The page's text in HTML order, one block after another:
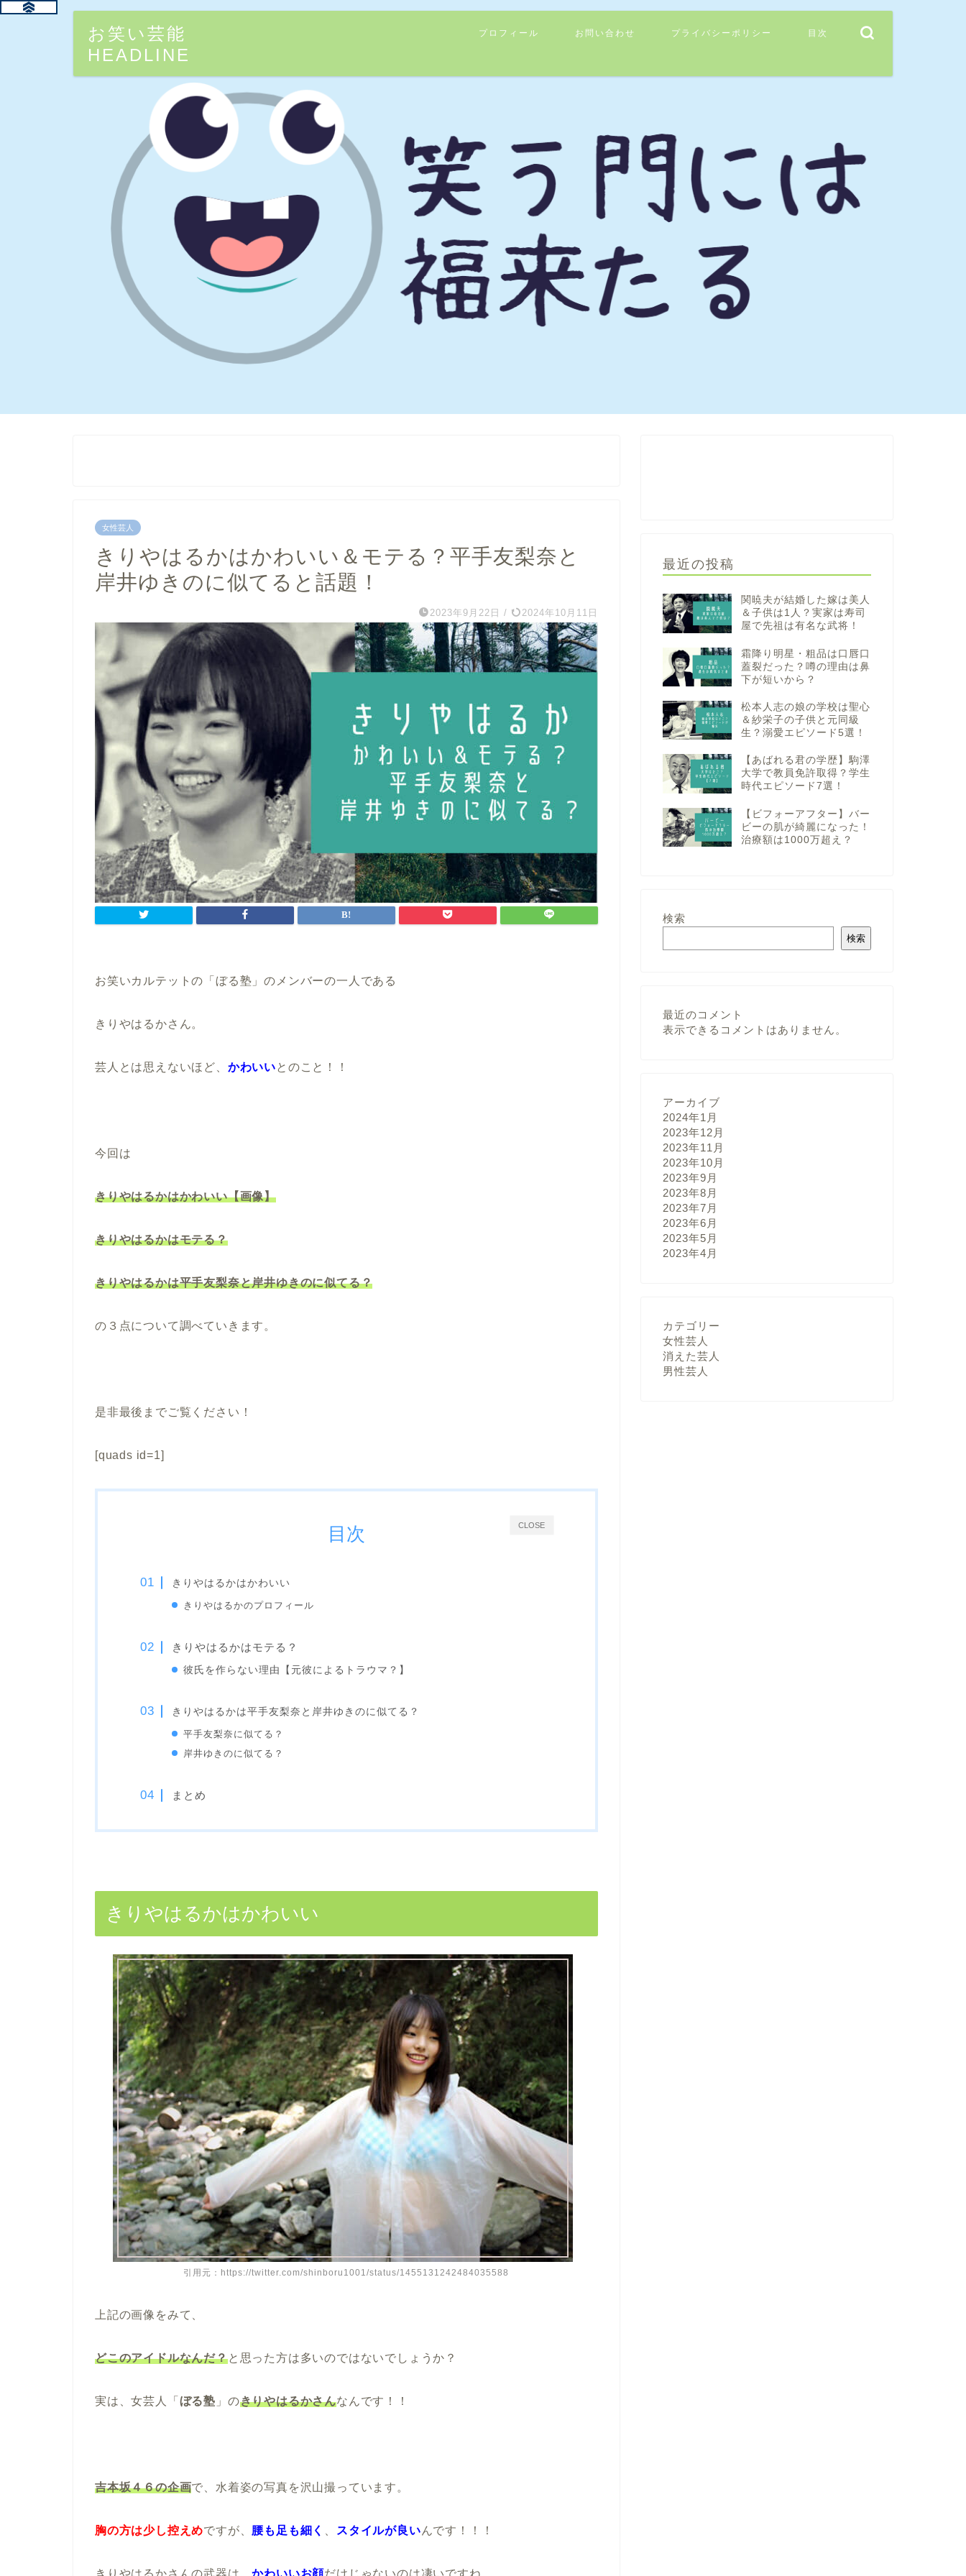
お笑い芸能
HEADLINE
プロフィール お問い合わせ プライバシーポリシー 目次
女性芸人
きりやはるかはかわいい＆モテる？平手友梨奈と
岸井ゆきのに似てると話題！
2023年9月22日 / 2024年10月11日
お笑いカルテットの「ぼる塾」のメンバーの一人である
きりやはるかさん。
芸人とは思えないほど、 かわいいとのこと！！
今回は
きりやはるかはかわいい【画像】
きりやはるかはモテる？
きりやはるかは平手友梨奈と岸井ゆきのに似てる？
の３点について調べていきます。
是非最後までご覧ください！
[quads id=1]
CLOSE
目次
きりやはるかはかわいい
きりやはるかのプロフィール
きりやはるかはモテる？
彼氏を作らない理由【元彼によるトラウマ？】
きりやはるかは平手友梨奈と岸井ゆきのに似てる？
平手友梨奈に似てる？
岸井ゆきのに似てる？
まとめ
きりやはるかはかわいい
引用元：https://twitter.com/shinboru1001/status/1455131242484035588
上記の画像をみて、
どこのアイドルなんだ？と思った方は多いのではないでしょうか？
実は、女芸人「 ぼる塾 」のきりやはるかさんなんです！！
吉本坂４６の企画で、水着姿の写真を沢山撮っています。
胸の方は少し控えめですが、 腰も足も細く スタイルが良いんです！！！
最近の投稿
関暁夫が結婚した嫁は美人
＆子供は1人？実家は寿司
屋で先祖は有名な武将！
霜降り明星・粗品は口唇口
蓋裂だった？噂の理由は鼻
下が短いから？
松本人志の娘の学校は聖心
＆紗栄子の子供と元同級
生？溺愛エピソード5選！
【あばれる君の学歴】駒澤
大学で教員免許取得？学生
時代エピソード7選！
【ビフォーアフター】バー
ビーの肌が綺麗になった！
治療額は1000万超え？
検索
検索
最近のコメント
表示できるコメントはありません。
アーカイブ
2024年1月
2023年12月
2023年11月
2023年10月
2023年9月
2023年8月
2023年7月
2023年6月
2023年5月
2023年4月
カテゴリー
女性芸人
消えた芸人
男性芸人